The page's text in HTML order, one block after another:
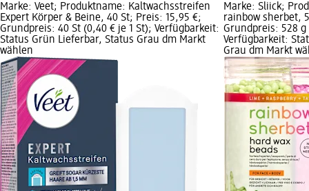
Marke: Veet; Produktname: Kaltwachsstreifen
Expert Körper & Beine, 40 St; Preis: 15,95 €;
Grundpreis: 40 St (0,40 € je 1 St); Verfügbarkeit:
Status Grün Lieferbar, Status Grau dm Markt
wählen
Marke: Sliick;
rainbow sherbet,
Grundpreis: 528 g
Verfügbarkeit:
Grau dm Markt